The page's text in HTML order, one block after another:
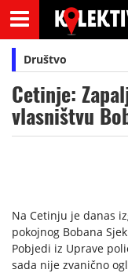
Društvo
Cetinje:
vlasništvu
Na Cetinju je danas
pokojnog Bobana
Pobjedi iz Uprave
sada nije zvanično